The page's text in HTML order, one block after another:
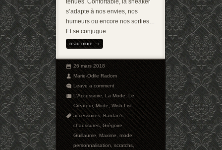
tenues. Confortable, la sneaker
s’adapte à nos envies, nos
humeurs ou encore nos sorties…
Et se conjugue
read more
26 mars 2018
Marie-Odile Radom
Leave a comment
L'Accessoire,La Mode,Le
Créateur,Mode,Wish-List
accessoires,Bardan's,
chaussures,Grégoire,
Guillaume,Maxime,mode,
personnalisation,scratchs,